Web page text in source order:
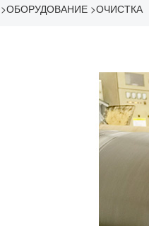
>ОБОРУДОВАНИЕ >ОЧИСТКА